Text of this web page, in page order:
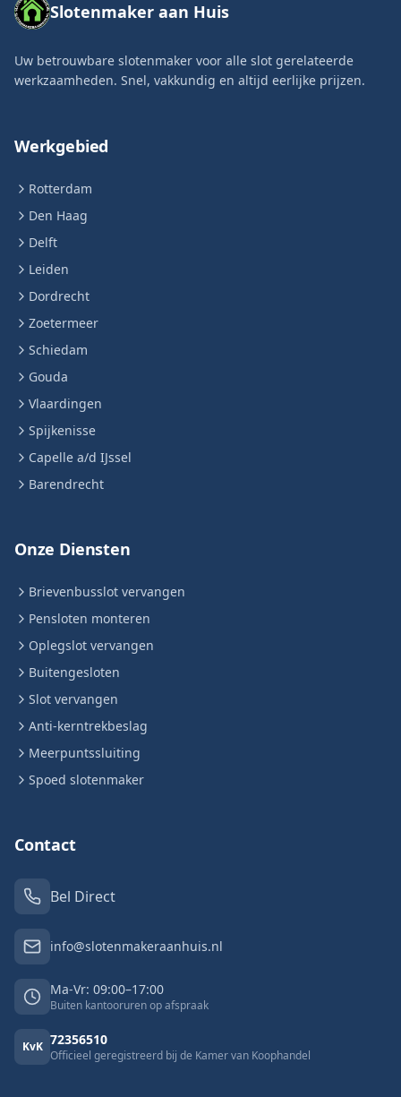
Slotenmaker aan Huis
Uw betrouwbare slotenmaker voor alle slot gerelateerde
werkzaamheden. Snel, vakkundig en altijd eerlijke prijzen.
Werkgebied
Rotterdam
Den Haag
Delft
Leiden
Dordrecht
Zoetermeer
Schiedam
Gouda
Vlaardingen
Spijkenisse
Capelle a/d IJssel
Barendrecht
Onze Diensten
Brievenbusslot vervangen
Pensloten monteren
Oplegslot vervangen
Buitengesloten
Slot vervangen
Anti-kerntrekbeslag
Meerpuntssluiting
Spoed slotenmaker
Contact
Bel Direct
info@slotenmakeraanhuis.nl
Ma-Vr: 09:00–17:00
Buiten kantooruren op afspraak
KvK 72356510
Officieel geregistreerd bij de Kamer van Koophandel